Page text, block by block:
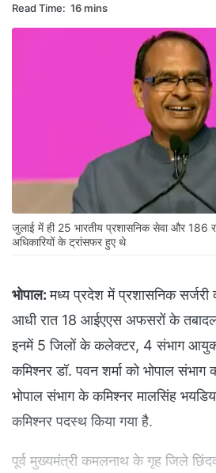
Read Time: 16 mins
जुलाई में ही 25 भारतीय प्रशासनिक सेवा और 186
अधिकारियों के ट्रांसफर हुए थे
भोपाल: मध्य प्रदेश में प्रशासनिक सर्जरी
आधी रात 18 आईएएस अफसरों के
इनमें 5 जिलों के कलेक्टर, 4 संभाग
कमिश्नर डॉ. पवन शर्मा को भोपाल संभाग
भोपाल संभाग के कमिश्नर मालसिंह
कमिश्नर पदस्थ किया गया है.
पूर्व मुख्यमंत्री कमलनाथ के गृह जिले